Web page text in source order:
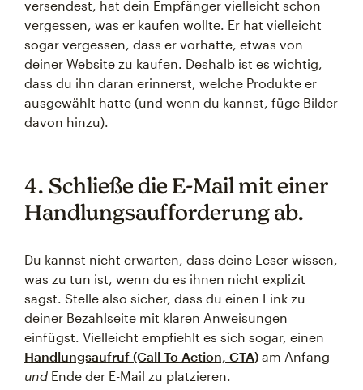
versendest, hat dein Empfänger vielleicht schon
vergessen, was er kaufen wollte. Er hat vielleicht
sogar vergessen, dass er vorhatte, etwas von
deiner Website zu kaufen. Deshalb ist es wichtig,
dass du ihn daran erinnerst, welche Produkte er
ausgewählt hatte (und wenn du kannst, füge Bilder
davon hinzu).
4. Schließe die E-Mail mit einer
Handlungsaufforderung ab.
Du kannst nicht erwarten, dass deine Leser wissen,
was zu tun ist, wenn du es ihnen nicht explizit
sagst. Stelle also sicher, dass du einen Link zu
deiner Bezahlseite mit klaren Anweisungen
einfügst. Vielleicht empfiehlt es sich sogar, einen
Handlungsaufruf (Call To Action, CTA) am Anfang
und Ende der E-Mail zu platzieren.